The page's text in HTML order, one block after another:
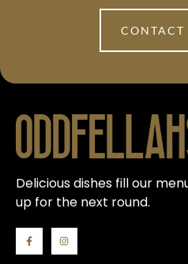
CONTACT
Delicious dishes fill our
up for the next round.